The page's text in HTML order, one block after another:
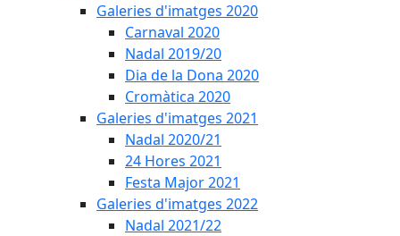
Galeries d'imatges 2020
Carnaval 2020
Nadal 2019/20
Dia de la Dona 2020
Cromàtica 2020
Galeries d'imatges 2021
Nadal 2020/21
24 Hores 2021
Festa Major 2021
Galeries d'imatges 2022
Nadal 2021/22